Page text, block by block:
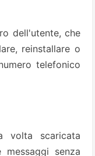
dell'utente, che
reinstallare o
telefonico
volta scaricata
messaggi senza